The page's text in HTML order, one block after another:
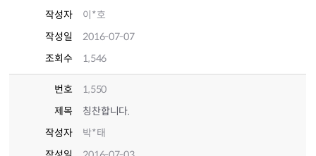
작성자
이*호
작성일
2016-07-07
조회수
1,546
번호
1,550
제목
칭찬합니다.
작성자
박*태